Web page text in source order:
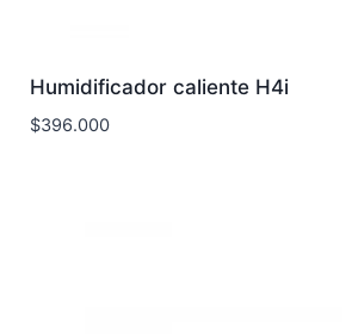
Humidificador caliente H4i
$396.000